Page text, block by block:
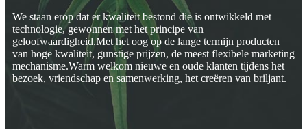
We staan ​​​​erop dat er kwaliteit bestond die is ontwikkeld met
technologie, gewonnen met het principe van
geloofwaardigheid.Met het oog op de lange termijn producten
van hoge kwaliteit, gunstige prijzen, de meest flexibele marketing
mechanisme.Warm welkom nieuwe en oude klanten tijdens het
bezoek, vriendschap en samenwerking, het creëren van briljant.